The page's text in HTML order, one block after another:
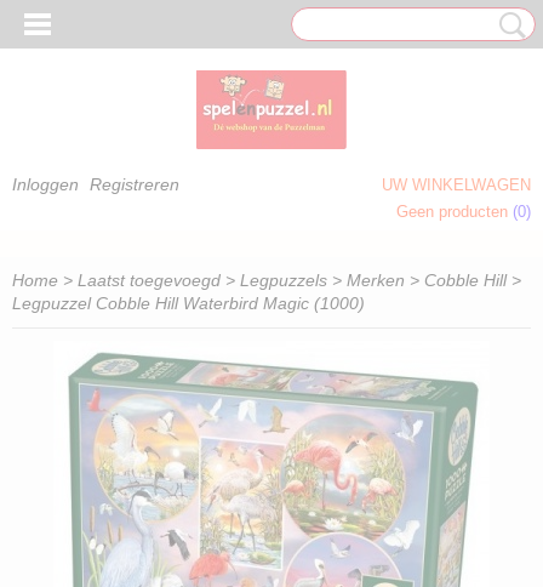
Inloggen Registreren
UW WINKELWAGEN
Geen producten (0)
Home > Laatst toegevoegd > Legpuzzels > Merken > Cobble Hill>
Legpuzzel Cobble Hill Waterbird Magic (1000)